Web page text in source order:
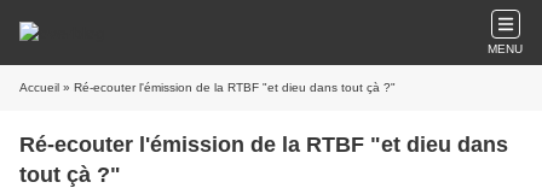
MENU
Accueil » Ré-ecouter l'émission de la RTBF "et dieu dans tout çà ?"
Ré-ecouter l'émission de la RTBF "et dieu dans
tout çà ?"